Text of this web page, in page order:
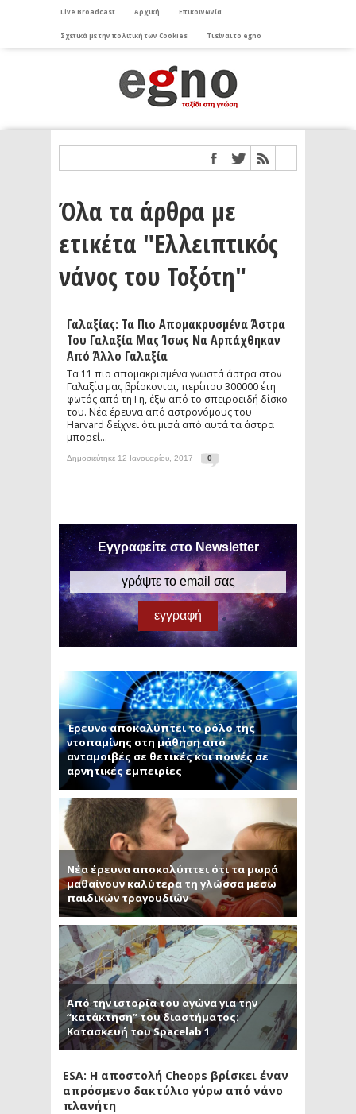
Live Broadcast Αρχική Επικοινωνία
Σχετικά με την πολιτική των Cookies Τι είναι το egno
Όλα τα άρθρα με
ετικέτα "Ελλειπτικός
νάνος του Τοξότη"
Γαλαξίας: Τα Πιο Απομακρυσμένα Άστρα
Του Γαλαξία Μας Ίσως Να Αρπάχθηκαν
Από Άλλο Γαλαξία
Τα 11 πιο απομακρισμένα γνωστά άστρα στον
Γαλαξία μας βρίσκονται, περίπου 300000 έτη
φωτός από τη Γη, έξω από το σπειροειδή δίσκο
του. Νέα έρευνα από αστρονόμους του
Harvard δείχνει ότι μισά από αυτά τα άστρα
μπορεί...
Δημοσιεύτηκε 12 Ιανουαρίου, 2017 0
Εγγραφείτε στο Newsletter
Έρευνα αποκαλύπτει το ρόλο της
ντοπαμίνης στη μάθηση από
ανταμοιβές σε θετικές και ποινές σε
αρνητικές εμπειρίες
Νέα έρευνα αποκαλύπτει ότι τα μωρά
μαθαίνουν καλύτερα τη γλώσσα μέσω
παιδικών τραγουδιών
Από την ιστορία του αγώνα για την
“κατάκτηση” του διαστήματος:
Κατασκευή του Spacelab 1
ESA: Η αποστολή Cheops βρίσκει έναν
απρόσμενο δακτύλιο γύρω από νάνο
πλανήτη